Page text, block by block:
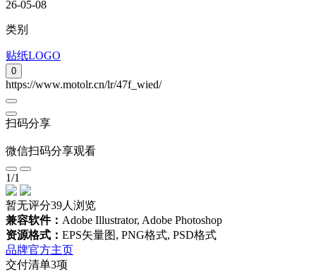
26-05-08
类别
贴纸LOGO
0
https://www.motolr.cn/lr/47f_wied/
扫码分享
微信扫码分享观看
1/1
暂无评分39人浏览
兼容软件： Adobe Illustrator, Adobe Photoshop
资源格式： EPS矢量图, PNG格式, PSD格式
品牌官方主页
交付清单3项